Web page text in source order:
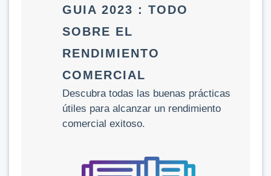
GUIA 2023 : TODO
SOBRE EL
RENDIMIENTO
COMERCIAL
Descubra todas las buenas prácticas
útiles para alcanzar un rendimiento
comercial exitoso.